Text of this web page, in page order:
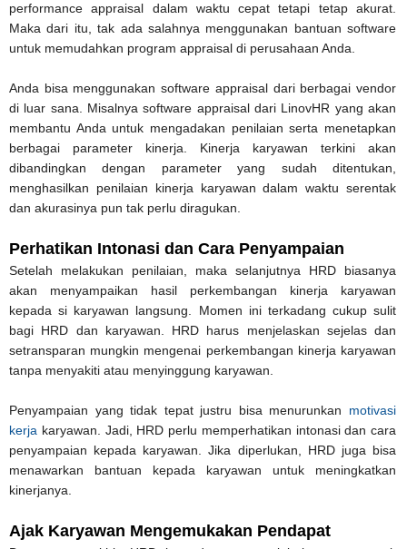
performance appraisal dalam waktu cepat tetapi tetap akurat.
Maka dari itu, tak ada salahnya menggunakan bantuan software
untuk memudahkan program appraisal di perusahaan Anda.
Anda bisa menggunakan software appraisal dari berbagai vendor
di luar sana. Misalnya software appraisal dari LinovHR yang akan
membantu Anda untuk mengadakan penilaian serta menetapkan
berbagai parameter kinerja. Kinerja karyawan terkini akan
dibandingkan dengan parameter yang sudah ditentukan,
menghasilkan penilaian kinerja karyawan dalam waktu serentak
dan akurasinya pun tak perlu diragukan.
Perhatikan Intonasi dan Cara Penyampaian
Setelah melakukan penilaian, maka selanjutnya HRD biasanya
akan menyampaikan hasil perkembangan kinerja karyawan
kepada si karyawan langsung. Momen ini terkadang cukup sulit
bagi HRD dan karyawan. HRD harus menjelaskan sejelas dan
setransparan mungkin mengenai perkembangan kinerja karyawan
tanpa menyakiti atau menyinggung karyawan.
Penyampaian yang tidak tepat justru bisa menurunkan motivasi
kerja karyawan. Jadi, HRD perlu memperhatikan intonasi dan cara
penyampaian kepada karyawan. Jika diperlukan, HRD juga bisa
menawarkan bantuan kepada karyawan untuk meningkatkan
kinerjanya.
Ajak Karyawan Mengemukakan Pendapat